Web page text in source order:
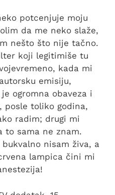
potcenjuje moju
da me neko slaže,
nešto što nije tačno.
koji legitimiše tu
kada mi
emisiju,
ogromna obaveza i
posle toliko godina,
radim; drugi mi
to sama ne znam.
nisam živa, a
lampica čini mi